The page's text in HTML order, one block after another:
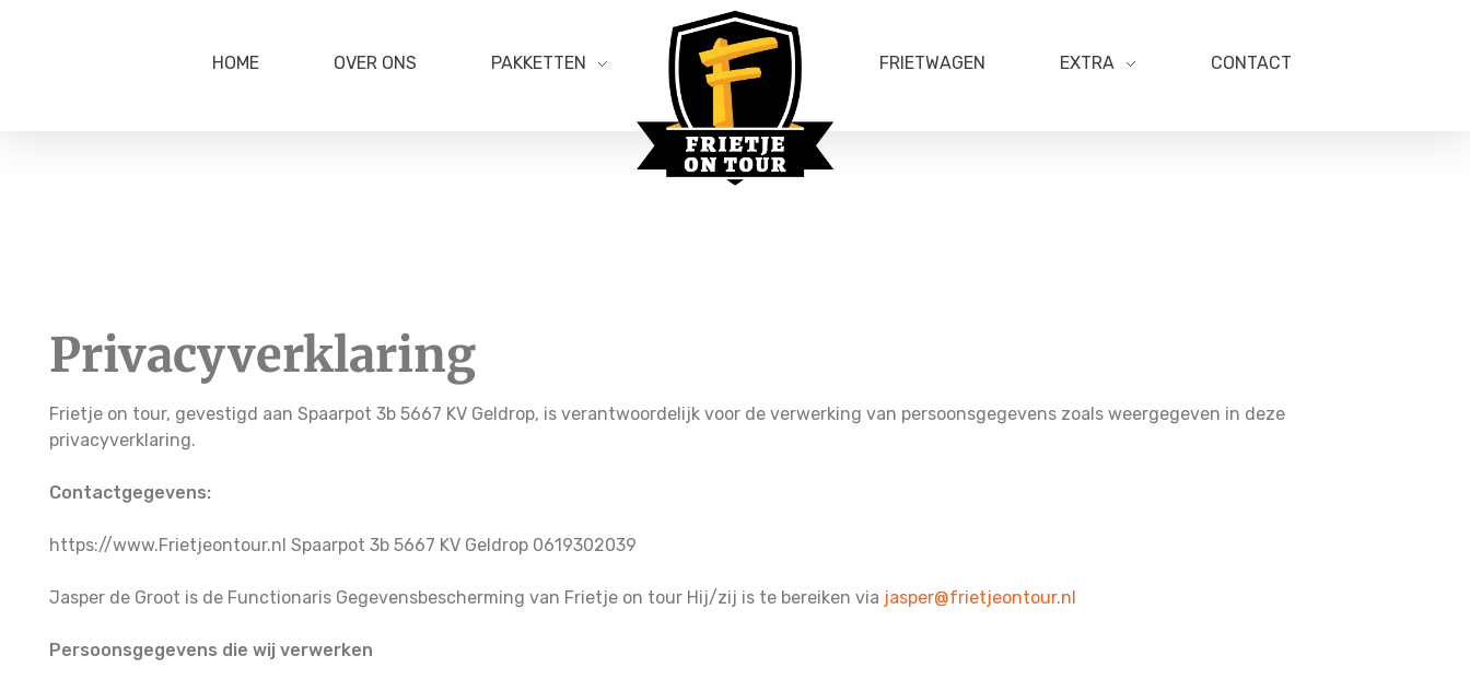
HOME OVER ONS PAKKETTEN FRIETWAGEN EXTRA CONTACT
Privacyverklaring
Frietje on tour, gevestigd aan Spaarpot 3b 5667 KV Geldrop, is verantwoordelijk voor de verwerking van persoonsgegevens zoals weergegeven in deze
privacyverklaring.
Contactgegevens:
https://www.Frietjeontour.nl Spaarpot 3b 5667 KV Geldrop 0619302039
Jasper de Groot is de Functionaris Gegevensbescherming van Frietje on tour Hij/zij is te bereiken via jasper@frietjeontour.nl
Persoonsgegevens die wij verwerken